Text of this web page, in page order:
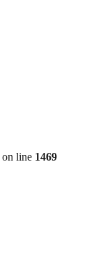
on line 1469